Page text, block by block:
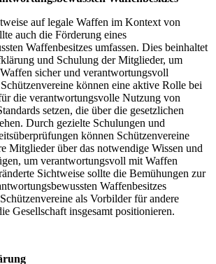
auf legale Waffen im Kontext von
auch die Förderung eines
Waffenbesitzes umfassen. Dies beinhaltet
und Schulung der Mitglieder, um
sicher und verantwortungsvoll
können eine aktive Rolle bei
die verantwortungsvolle Nutzung von
setzen, die über die gesetzlichen
Durch gezielte Schulungen und
können Schützenvereine
Mitglieder über das notwendige Wissen und
um verantwortungsvoll mit Waffen
Sichtweise sollte die Bemühungen zur
Waffenbesitzes
als Vorbilder für andere
Gesellschaft insgesamt positionieren.